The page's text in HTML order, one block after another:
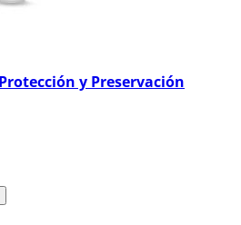
y Preservación